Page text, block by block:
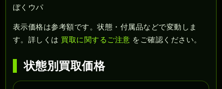
ぼくウパ
表示価格は参考額です。状態・付属品などで変動しま
す。詳しくは 買取に関するご注意 をご確認ください。
状態別買取価格